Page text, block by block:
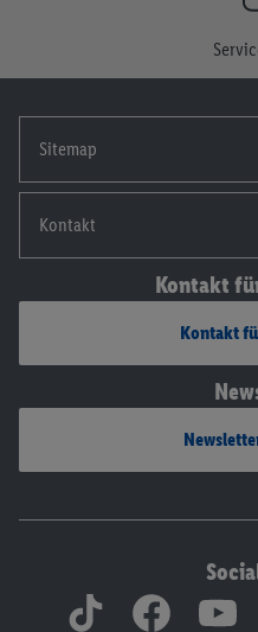
Sitemap
Kontakt
Kontakt
Kontakt